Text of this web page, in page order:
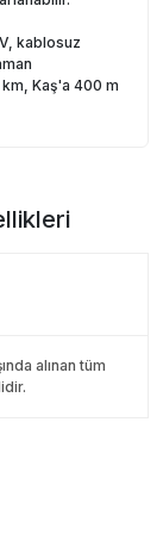
kablosuz
km, Kaş'a 400 m
alınan tüm